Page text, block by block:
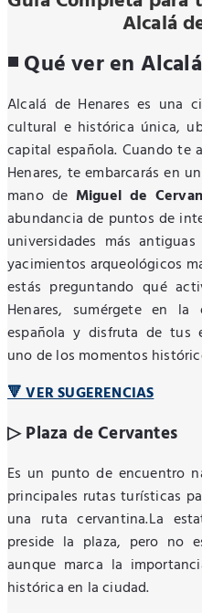
Alcalá
◾ Qué ver en
Alcalá de Henares es una
cultural e histórica única,
capital española. Cuando te
Henares, te embarcarás en
mano de Miguel de
abundancia de puntos de
universidades más
yacimientos arqueológicos
estás preguntando qué
Henares, sumérgete en
española y disfruta de tus
uno de los momentos
🔻 VER SUGERENCIAS
▷ Plaza de Cervantes
Es un punto de encuentro
principales rutas turísticas
una ruta cervantina.La
preside la plaza, pero no
aunque marca la
histórica en la ciudad.